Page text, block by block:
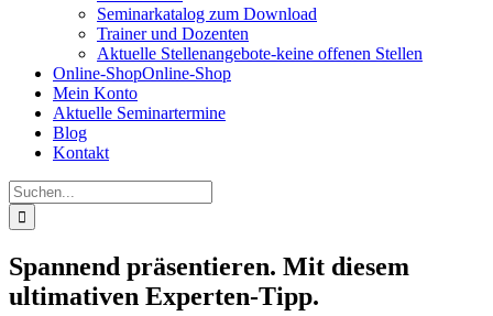
Seminarkatalog zum Download
Trainer und Dozenten
Aktuelle Stellenangebote-keine offenen Stellen
Online-ShopOnline-Shop
Mein Konto
Aktuelle Seminartermine
Blog
Kontakt
Suche
nach:
Spannend präsentieren. Mit diesem
ultimativen Experten-Tipp.